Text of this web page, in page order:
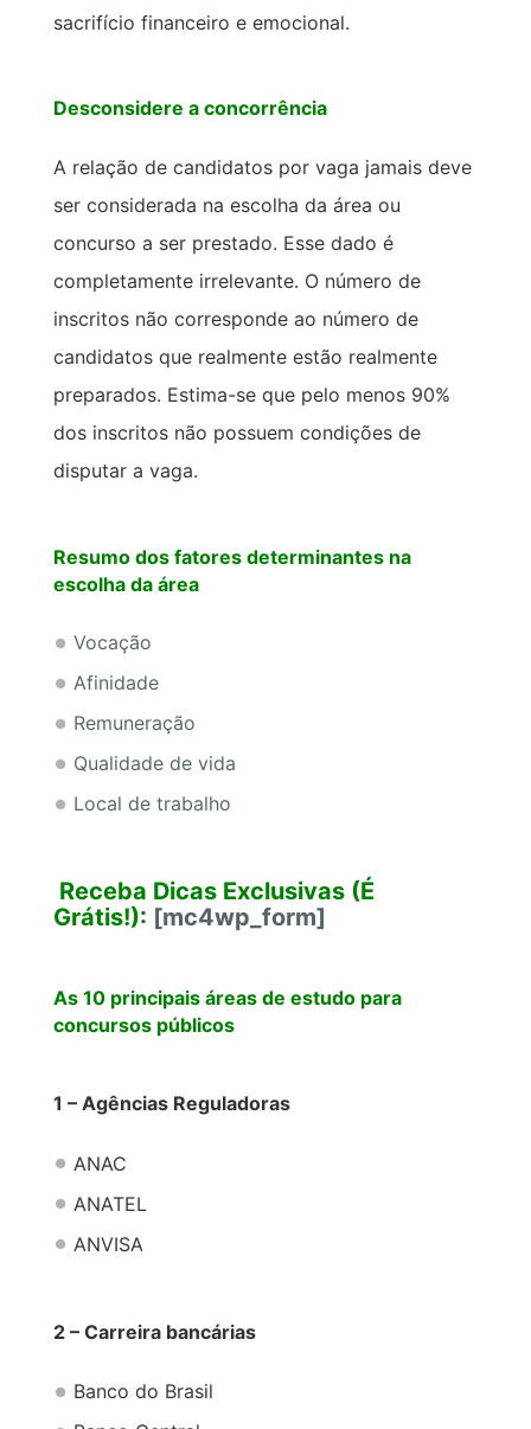
sacrifício financeiro e emocional.
Desconsidere a concorrência
A relação de candidatos por vaga jamais deve
ser considerada na escolha da área ou
concurso a ser prestado. Esse dado é
completamente irrelevante. O número de
inscritos não corresponde ao número de
candidatos que realmente estão realmente
preparados. Estima-se que pelo menos 90%
dos inscritos não possuem condições de
disputar a vaga.
Resumo dos fatores determinantes na
escolha da área
Vocação
Afinidade
Remuneração
Qualidade de vida
Local de trabalho
Receba Dicas Exclusivas (É
Grátis!): [mc4wp_form]
As 10 principais áreas de estudo para
concursos públicos
1 – Agências Reguladoras
ANAC
ANATEL
ANVISA
2 – Carreira bancárias
Banco do Brasil